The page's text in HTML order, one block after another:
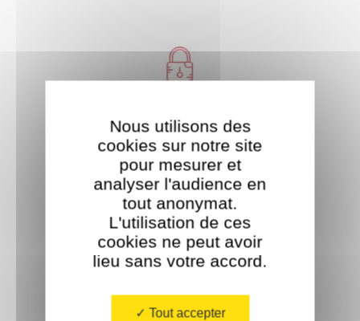
Paiement sécurisé
Livraison rapide
Nous utilisons des
cookies sur notre site
pour mesurer et
analyser l'audience en
tout anonymat.
L'utilisation de ces
cookies ne peut avoir
lieu sans votre accord.​
Tout accepter